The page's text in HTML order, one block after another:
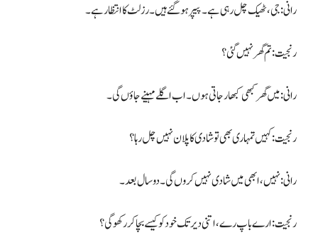
رانی: جی، ٹھیک چل رہی ہے۔ پیپر ہوگئے ہیں۔ رزلٹ کا انتظار ہے۔
رنجیت: تم گھر نہیں گئی؟
رانی: میں گھر کبھی کبھار جاتی ہوں۔ اب اگلے مہینے جاؤں گی۔
رنجیت: کہیں تمہاری بھی تو شادی کا پلان نہیں چل رہا؟
رانی: نہیں، ابھی میں شادی نہیں کروں گی۔ دو سال بعد۔
رنجیت: ارے باپ رے، اتنی دیر تک خود کو کیسے بچا کر رکھو گی؟